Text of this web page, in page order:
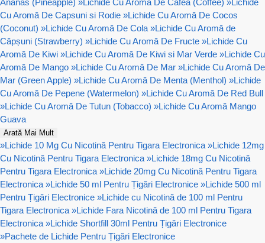
Ananas (Pineapple) »Lichide Cu Aromă De Cafea (Coffee) »Lichide
Cu Aromă De Capsuni si Rodie »Lichide Cu Aromă De Cocos
(Coconut) »Lichide Cu Aromă De Cola »Lichide Cu Aromă de
Căpșuni (Strawberry) »Lichide Cu Aromă De Fructe »Lichide Cu
Aromă De Kiwi »Lichide Cu Aromă De Kiwi si Mar Verde »Lichide Cu
Aromă De Mango »Lichide Cu Aromă De Mar »Lichide Cu Aromă De
Mar (Green Apple) »Lichide Cu Aromă De Menta (Menthol) »Lichide
Cu Aromă De Pepene (Watermelon) »Lichide Cu Aromă De Red Bull
»Lichide Cu Aromă De Tutun (Tobacco) »Lichide Cu Aromă Mango
Guava
Arată Mai Mult
»Lichide 10 Mg Cu Nicotină Pentru Tigara Electronica »Lichide 12mg
Cu Nicotină Pentru Tigara Electronica »Lichide 18mg Cu Nicotină
Pentru Tigara Electronica »Lichide 20mg Cu Nicotină Pentru Tigara
Electronica »Lichide 50 ml Pentru Țigări Electronice »Lichide 500 ml
Pentru Țigări Electronice »Lichide cu Nicotină de 100 ml Pentru
Tigara Electronica »Lichide Fara Nicotină de 100 ml Pentru Tigara
Electronica »Lichide Shortfill 30ml Pentru Țigări Electronice
»Pachete de Lichide Pentru Țigări Electronice